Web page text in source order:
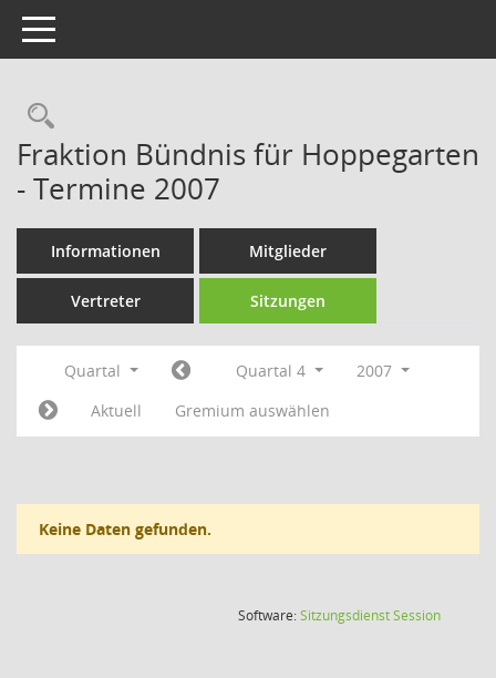
Toggle navigation
Rechercheauswahl
Fraktion Bündnis für Hoppegarten
- Termine 2007
Informationen Mitglieder
Vertreter Sitzungen
Quartal Quartal 4
2007
Aktuell
Gremium auswählen
Keine Daten gefunden.
Software:SitzungsdienstSession(Wird in